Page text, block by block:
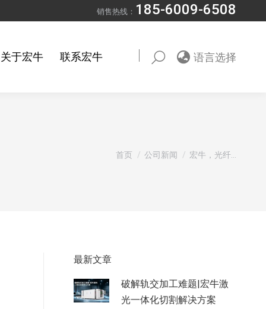
销售热线： 185-6009-6508
关于宏牛 联系宏牛 Search: 语言选择
您在这里：
首页 公司新闻 宏牛，光纤…
最新文章
破解轨交加工难题|宏牛激
光一体化切割解决方案